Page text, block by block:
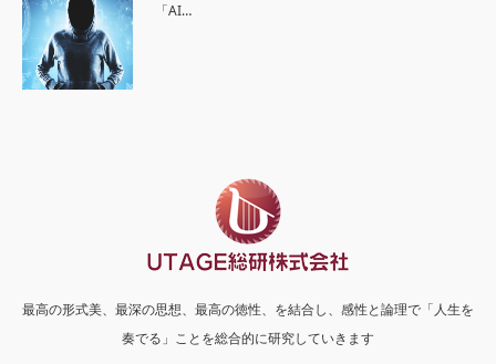
「AI…
最高の形式美、最深の思想、最高の徳性、を結合し、感性と論理で「人生を
奏でる」ことを総合的に研究していきます